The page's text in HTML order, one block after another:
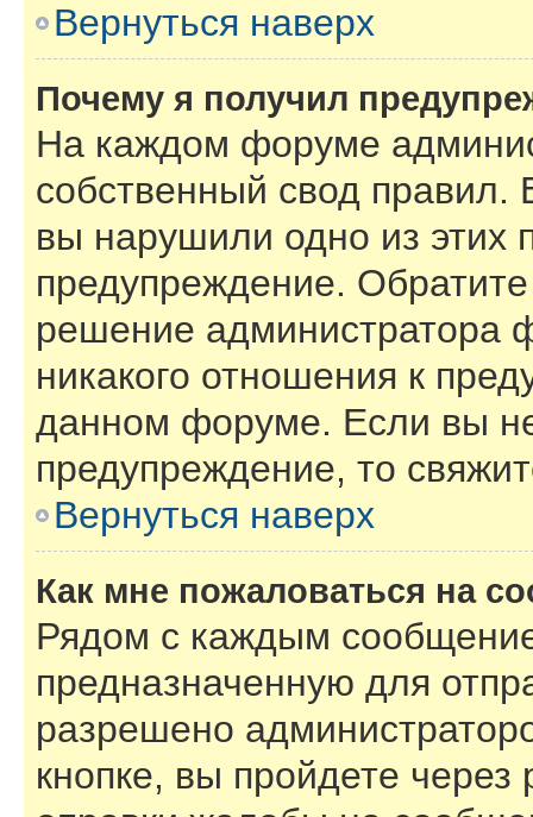
Вернуться наверх
Почему я получил
На каждом форуме
собственный свод правил.
вы нарушили одно из этих
предупреждение.
решение администратора
никакого отношения к
данном форуме. Если вы
предупреждение, то
Вернуться наверх
Как мне пожаловаться на
Рядом с каждым
предназначенную для
разрешено
кнопке, вы пройдете